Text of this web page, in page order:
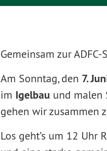
Gemeinsam zur
Am Sonntag, den 7.
im Igelbau und malen
gehen wir zusammen
Los geht’s um 12 Uhr